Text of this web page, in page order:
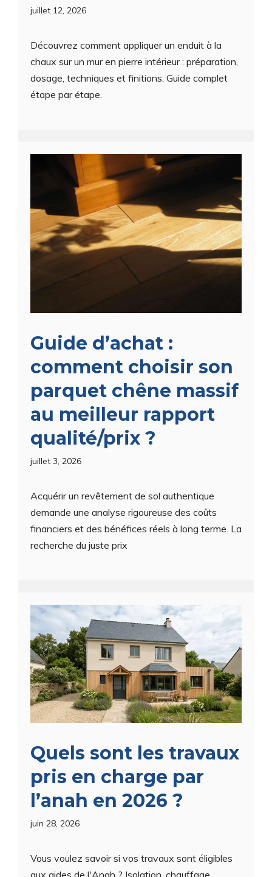
juillet 12, 2026
Découvrez comment appliquer un enduit à la
chaux sur un mur en pierre intérieur : préparation,
dosage, techniques et finitions. Guide complet
étape par étape.
Guide d’achat :
comment choisir son
parquet chêne massif
au meilleur rapport
qualité/prix ?
juillet 3, 2026
Acquérir un revêtement de sol authentique
demande une analyse rigoureuse des coûts
financiers et des bénéfices réels à long terme. La
recherche du juste prix
Quels sont les travaux
pris en charge par
l’anah en 2026 ?
juin 28, 2026
Vous voulez savoir si vos travaux sont éligibles